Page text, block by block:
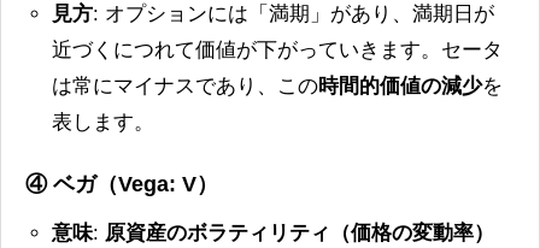
見方: オプションには「満期」があり、満期日が
近づくにつれて価値が下がっていきます。セータ
は常にマイナスであり、この時間的価値の減少を
表します。
④ ベガ（Vega: V）
意味: 原資産のボラティリティ（価格の変動率）